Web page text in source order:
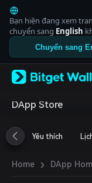
English
日本語
Tiếng Việt
Русский
Español (Latinoamérica)
Italiano
Deutsch
繁體中文
Português (Portugal)
ภาษาไทย
العربية
Bạn hiện đang xem
chuyển sang English
Chuyển sang
DApp Store
Yêu thích
Home › DApp